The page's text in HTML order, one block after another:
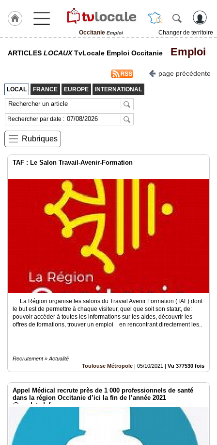
Occitanie Emploi
Changer de territoire
Occitanie
TvLocale
France
Accueil
RUBRIQUES
Agenda
Prémium
Inscription
annuaire
Accès
ARTICLES LOCAUXTvLocale Emploi Occitanie Emploi
page précédente
LOCAL FRANCE EUROPE INTERNATIONAL
Rechercher par date :
Rubriques
TAF : Le Salon Travail-Avenir-Formation
La Région organise les salons du Travail Avenir Formation (TAF) dont
le but est de permettre à chaque visiteur, quel que soit son statut, de:
pouvoir accéder à toutes les informations sur les aides, découvrir les
offres de formations, trouver un emploi en rencontrant directement les..
Recrutement » Actualité
Toulouse Métropole | 05/10/2021 | Vu 377530 fois
Appel Médical recrute près de 1 000 professionnels de santé
dans la région Occitanie d’ici la fin de l’année 2021
@randstad_france